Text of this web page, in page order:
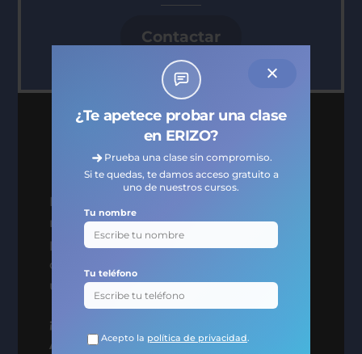
¿Te apetece probar una clase
en ERIZO?
Prueba una clase sin compromiso.
Si te quedas, te damos acceso gratuito a
uno de nuestros cursos.
Tu nombre
Tu teléfono
Acepto la política de privacidad.
Contactar
Mejora tu Currículum con
los idiomas
Hablar varios idiomas es clave en el
mundo actual. Las empresas buscan
profesionales capaces de comunicarse
con clientes internacionales, y dominar
un idioma enriquecerá tu currículum.
¡Comienza tu viaje de aprendizaje en
Academia de Idiomas Erizo en Collado